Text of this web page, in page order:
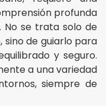
profunda
No se trata solo de
de guiarlo para
y seguro.
a una variedad
siempre de